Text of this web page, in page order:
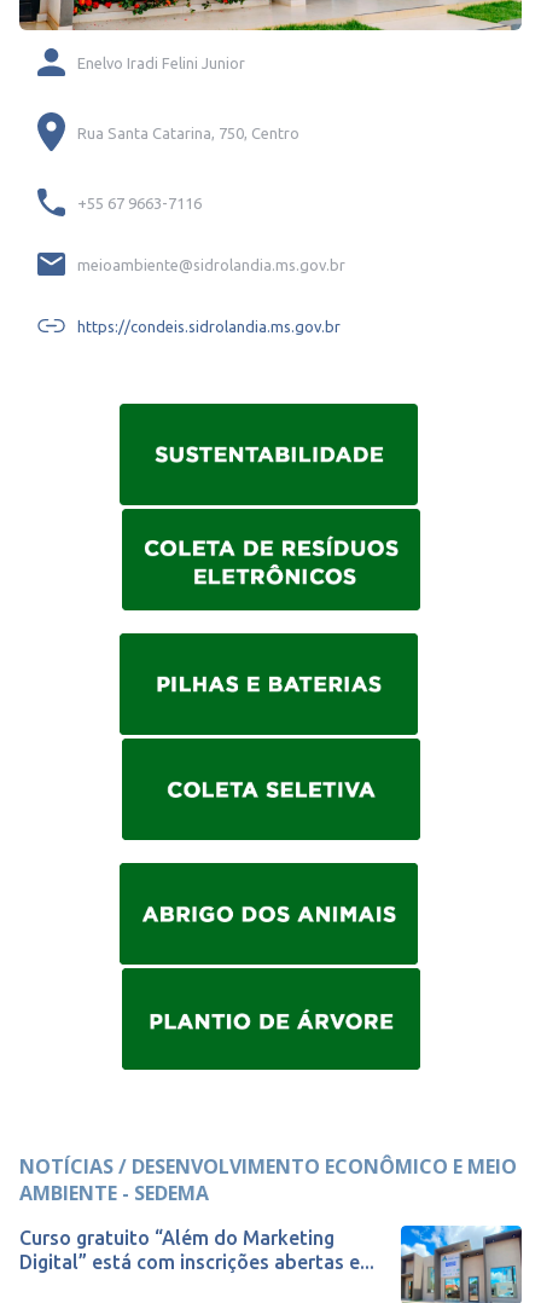
Enelvo Iradi Felini Junior
Rua Santa Catarina, 750, Centro
+55 67 9663-7116
meioambiente@sidrolandia.ms.gov.br
https://condeis.sidrolandia.ms.gov.br
NOTÍCIAS / DESENVOLVIMENTO ECONÔMICO E MEIO
AMBIENTE - SEDEMA
Curso gratuito “Além do Marketing
Digital” está com inscrições abertas e...